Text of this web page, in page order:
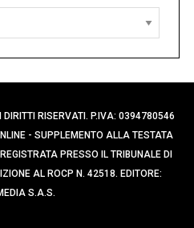
RISERVATI. P.IVA: 0394780546
- SUPPLEMENTO ALLA TESTATA
PRESSO IL TRIBUNALE DI
AL ROCP N. 42518. EDITORE:
S.A.S.